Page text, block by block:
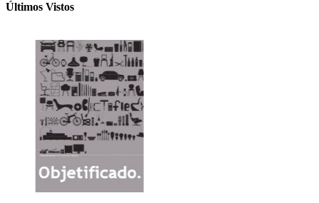
Últimos Vistos